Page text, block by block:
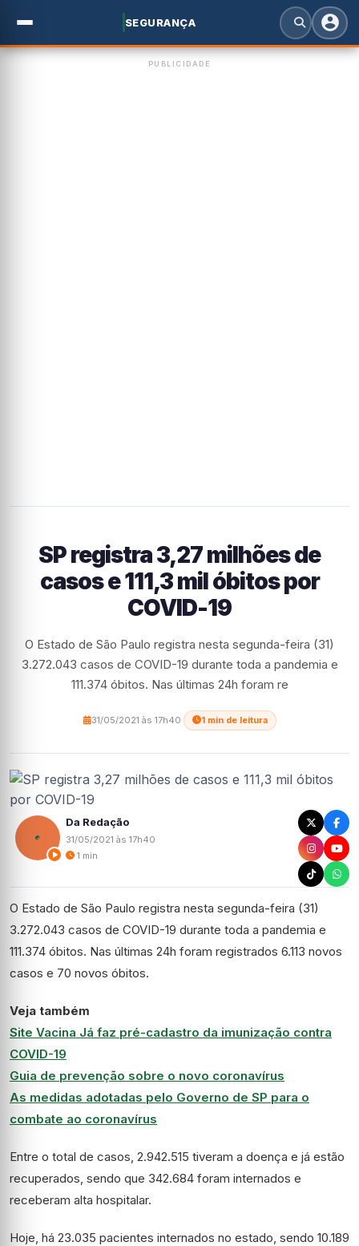
SEGURANÇA
PUBLICIDADE
SP registra 3,27 milhões de
casos e 111,3 mil óbitos por
COVID-19
O Estado de São Paulo registra nesta segunda-feira (31)
3.272.043 casos de COVID-19 durante toda a pandemia e
111.374 óbitos. Nas últimas 24h foram re
31/05/2021 às 17h40 1 min de leitura
Da Redação
31/05/2021 às 17h40
1 min
O Estado de São Paulo registra nesta segunda-feira (31)
3.272.043 casos de COVID-19 durante toda a pandemia e
111.374 óbitos. Nas últimas 24h foram registrados 6.113 novos
casos e 70 novos óbitos.
Veja também
Site Vacina Já faz pré-cadastro da imunização contra
COVID-19
Guia de prevenção sobre o novo coronavírus
As medidas adotadas pelo Governo de SP para o
combate ao coronavírus
Entre o total de casos, 2.942.515 tiveram a doença e já estão
recuperados, sendo que 342.684 foram internados e
receberam alta hospitalar.
Hoje, há 23.035 pacientes internados no estado, sendo 10.189